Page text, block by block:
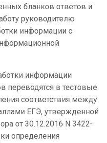
бланков ответов и
руководителю
информации с
информации
переводятся в тестовые
соответствия между
ЕГЭ, утвержденной
от 30.12.2016 N 3422-
определения